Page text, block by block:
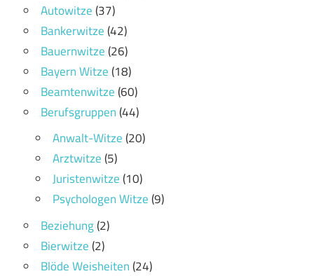
Autowitze(37)
Bankerwitze(42)
Bauernwitze(26)
Bayern Witze(18)
Beamtenwitze(60)
Berufsgruppen(44)
Anwalt-Witze(20)
Arztwitze(5)
Juristenwitze(10)
Psychologen Witze(9)
Beziehung(2)
Bierwitze(2)
Blöde Weisheiten(24)